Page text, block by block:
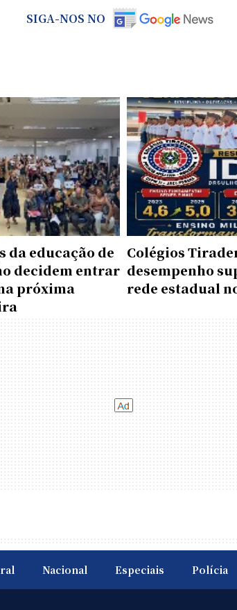
SIGA-NOS NO
da educação de
decidem entrar
próxima
Colégios
desempenho
rede estadual
Nacional Especiais Polícia